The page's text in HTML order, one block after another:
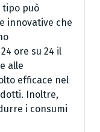
tipo può
innovative che
ore su 24 il
alle
efficace nel
Inoltre,
i consumi